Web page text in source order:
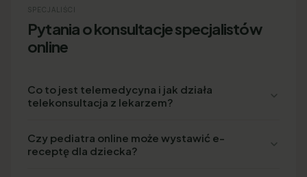
SPECJALIŚCI
Pytania o konsultacje specjalistów
online
Co to jest telemedycyna i jak działa
telekonsultacja z lekarzem?
Czy pediatra online może wystawić e-
receptę dla dziecka?